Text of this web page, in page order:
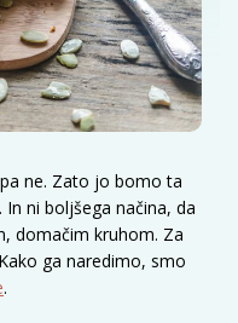
ne. Zato jo bomo ta
ni boljšega načina, da
domačim kruhom. Za
ga naredimo, smo
.